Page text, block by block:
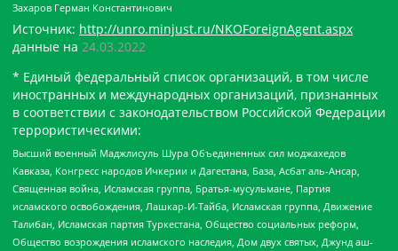
Захаров Герман Константинович
Источник: http://unro.minjust.ru/NKOForeignAgent.aspx
данные на 24.03.2022
* Единый федеральный список организаций, в том числе
иностранных и международных организаций, признанных
в соответствии с законодательством Российской Федерации
террористическими:
Высший военный Маджлисуль Шура Объединенных сил моджахедов
Кавказа, Конгресс народов Ичкерии и Дагестана, База, Асбат аль-Ансар,
Священная война, Исламская группа, Братья-мусульмане, Партия
исламского освобождения, Лашкар-И-Тайба, Исламская группа, Движение
Талибан, Исламская партия Туркестана, Общество социальных реформ,
Общество возрождения исламского наследия, Дом двух святых, Джунд аш-